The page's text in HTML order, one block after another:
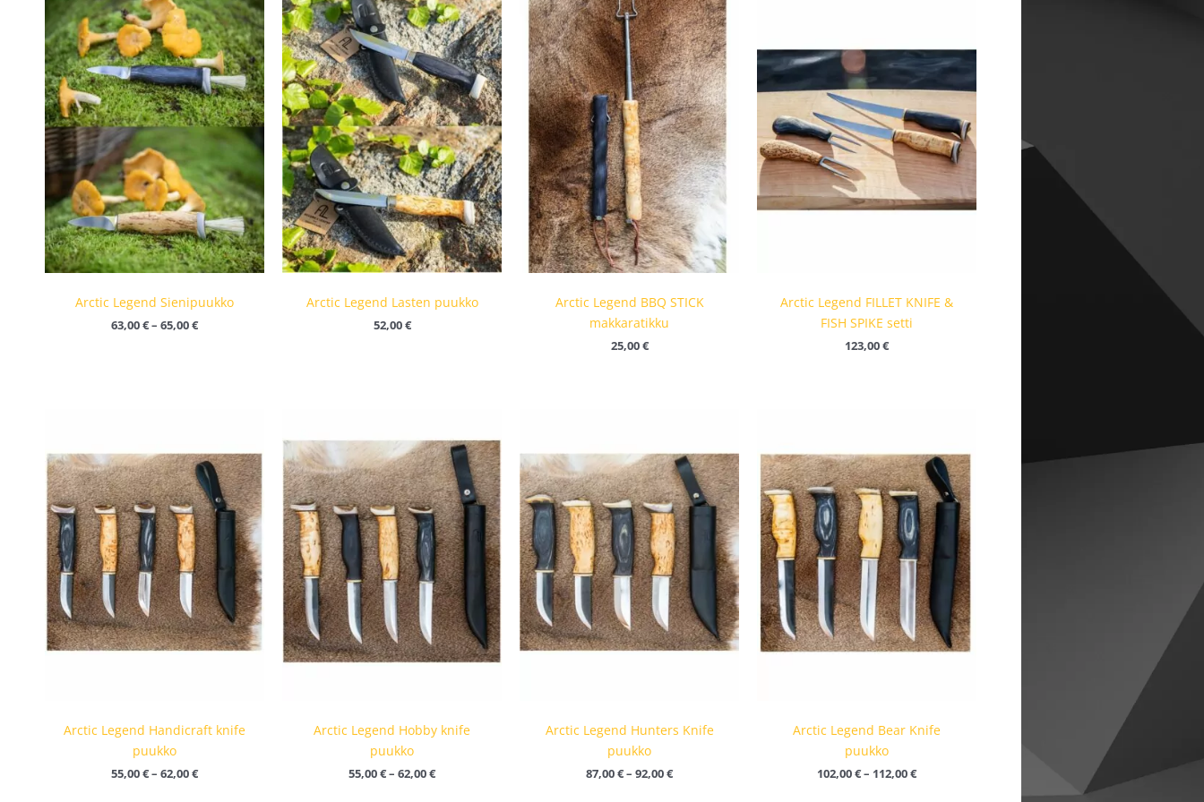
Arctic Legend Sienipuukko
63,00€– 65,00€
-
65,00 €
Arctic Legend Lasten puukko
52,00€
Arctic Legend BBQ STICK
makkaratikku
25,00€
Arctic Legend FILLET KNIFE &
FISH SPIKE setti
123,00€
Arctic Legend Handicraft knife
puukko
55,00€– 62,00€
62,00 €
Arctic Legend Hobby knife
puukko
55,00€– 62,00€
-
62,00 €
Arctic Legend Hunters Knife
puukko
87,00€– 92,00€
92,00 €
Arctic Legend Bear Knife
puukko
102,00€– 112,00€
112,00 €